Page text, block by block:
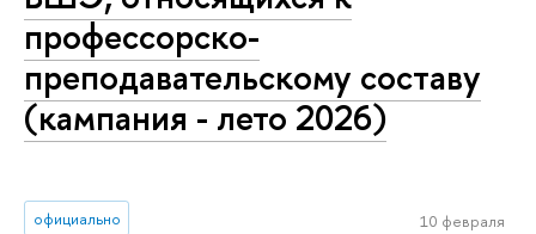
профессорско-
преподавательскому составу
(кампания - лето 2026)
официально 10 февраля